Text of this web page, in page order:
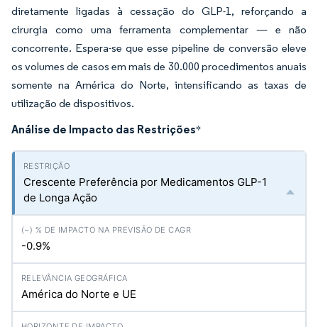
diretamente ligadas à cessação do GLP-1, reforçando a
cirurgia como uma ferramenta complementar — e não
concorrente. Espera-se que esse pipeline de conversão eleve
os volumes de casos em mais de 30.000 procedimentos anuais
somente na América do Norte, intensificando as taxas de
utilização de dispositivos.
Análise de Impacto das Restrições*
Crescente Preferência por Medicamentos GLP-1
de Longa Ação
-0.9%
América do Norte e UE